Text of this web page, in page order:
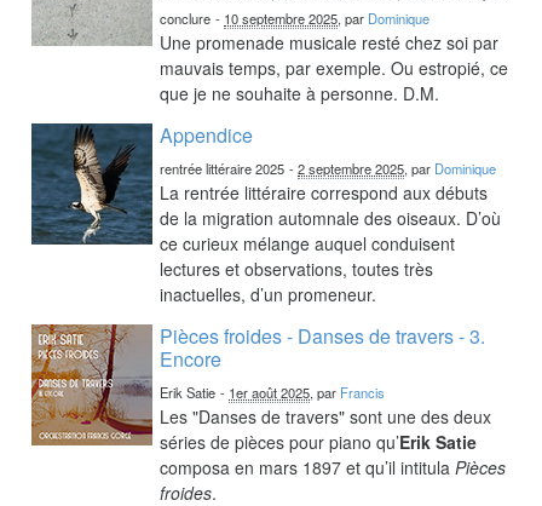
conclure - 10 septembre 2025, par Dominique
Une promenade musicale resté chez soi par
mauvais temps, par exemple. Ou estropié, ce
que je ne souhaite à personne. D.M.
Appendice
rentrée littéraire 2025 -2 septembre 2025, par Dominique
La rentrée littéraire correspond aux débuts
de la migration automnale des oiseaux. D’où
ce curieux mélange auquel conduisent
lectures et observations, toutes très
inactuelles, d’un promeneur.
Pièces froides - Danses de travers - 3.
Encore
Erik Satie - 1er août 2025, par Francis
Les "Danses de travers" sont une des deux
séries de pièces pour piano qu’Erik Satie
composa en mars 1897 et qu’il intitulaPièces
froides.